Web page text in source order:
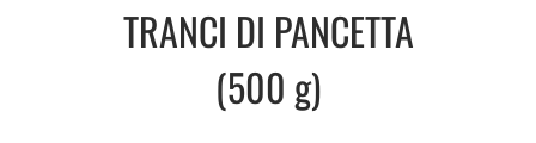
TRANCI DI PANCETTA
(500 g)